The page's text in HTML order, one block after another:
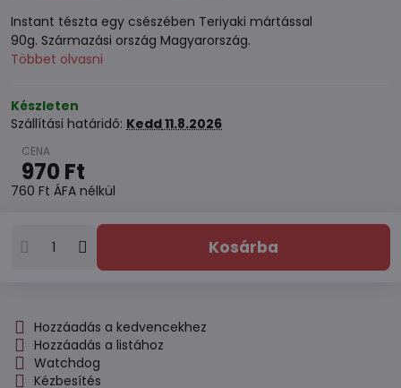
Instant tészta egy csészében Teriyaki mártással
90g. Származási ország Magyarország.
Többet olvasni
Készleten
Szállítási határidő: Kedd11.8.2026
970 Ft
760 Ft ÁFA nélkül
Kosárba
Hozzáadás a kedvencekhez
Hozzáadás a listához
Watchdog
Kézbesítés